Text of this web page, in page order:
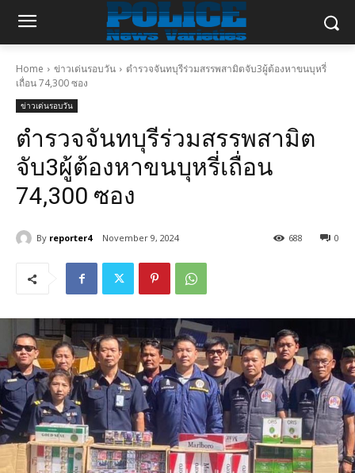
Home ข่าวเด่นรอบวัน
ตำรวจจันทบุรีร่วมสรรพสามิตจับ3ผู้ต้องหาขนบุหรี่
เถื่อน 74,300 ซอง
ข่าวเด่นรอบวัน
ตำรวจจันทบุรีร่วมสรรพสามิต
จับ3ผู้ต้องหาขนบุหรี่เถื่อน
74,300 ซอง
By reporter4 November 9, 2024 0
688